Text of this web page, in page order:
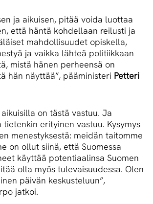
ja aikuisen, pitää voida luottaa
että häntä kohdellaan reilusti ja
mahdollisuudet opiskella,
ja vaikka lähteä politiikkaan
mistä hänen perheensä on
hän näyttää”, pääministeri Petteri
on tästä vastuu. Ja
erityinen vastuu. Kysymys
menestyksestä: meidän taitomme
on ollut siinä, että Suomessa
käyttää potentiaalinsa Suomen
olla myös tulevaisuudessa. Olen
päivän keskusteluun”,
jatkoi.